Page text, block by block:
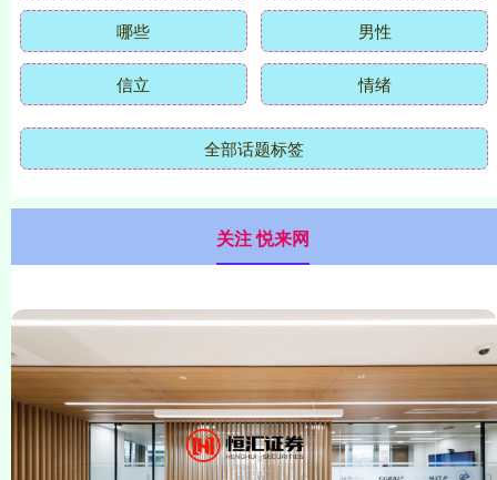
哪些 男性
信立 情绪
全部话题标签
关注 悦来网